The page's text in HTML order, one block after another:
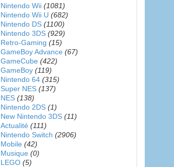
Nintendo Wii (1081)
Nintendo Wii U (682)
Nintendo DS (1100)
Nintendo 3DS (929)
Retro-Gaming (15)
GameBoy Advance (67)
GameCube (422)
GameBoy (119)
Nintendo 64 (315)
Super NES (137)
NES (138)
Nintendo 2DS (1)
New Nintendo 3DS (11)
Actualité (111)
Nintendo Switch (2906)
Mobile (42)
Musique (0)
LEGO (5)